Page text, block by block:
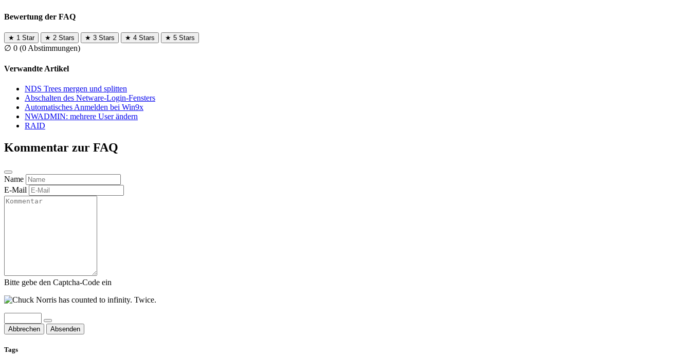
Bewertung der FAQ
★ 1 Star ★ 2 Stars ★ 3 Stars ★ 4 Stars ★ 5 Stars
∅ 0 (0 Abstimmungen)
Verwandte Artikel
NDS Trees mergen und splitten
Abschalten des Netware-Login-Fensters
Automatisches Anmelden bei Win9x
NWADMIN: mehrere User ändern
RAID
Kommentar zur FAQ
Name
E-Mail
Bitte gebe den Captcha-Code ein
Abbrechen Absenden
Tags